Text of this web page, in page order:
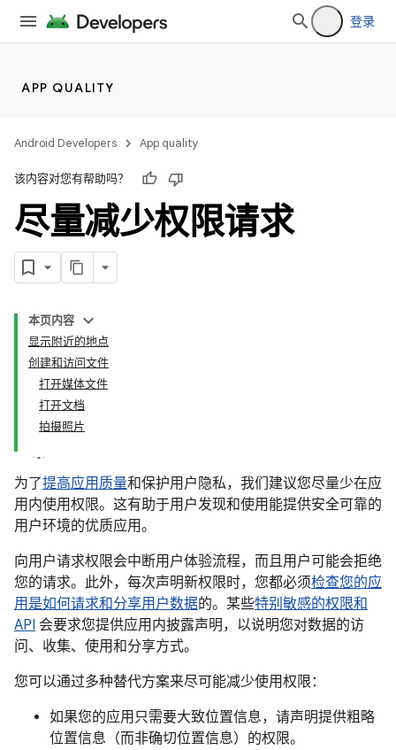
登录
APP QUALITY
Android Developers App quality
该内容对您有帮助吗？
尽量减少权限请求
本页内容
显示附近的地点
创建和访问文件
打开媒体文件
打开文档
拍摄照片
为了提高应用质量和保护用户隐私，我们建议您尽量少在应
用内使用权限。这有助于用户发现和使用能提供安全可靠的
用户环境的优质应用。
向用户请求权限会中断用户体验流程，而且用户可能会拒绝
您的请求。此外，每次声明新权限时，您都必须检查您的应
用是如何请求和分享用户数据的。某些特别敏感的权限和
API 会要求您提供应用内披露声明，以说明您对数据的访
问、收集、使用和分享方式。
您可以通过多种替代方案来尽可能减少使用权限：
如果您的应用只需要大致位置信息，请声明提供粗略
位置信息（而非确切位置信息）的权限。